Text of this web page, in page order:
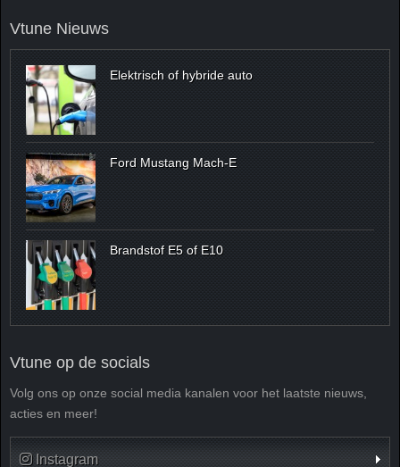
Vtune Nieuws
Elektrisch of hybride auto
Ford Mustang Mach-E
Brandstof E5 of E10
Vtune op de socials
Volg ons op onze social media kanalen voor het laatste nieuws,
acties en meer!
Instagram